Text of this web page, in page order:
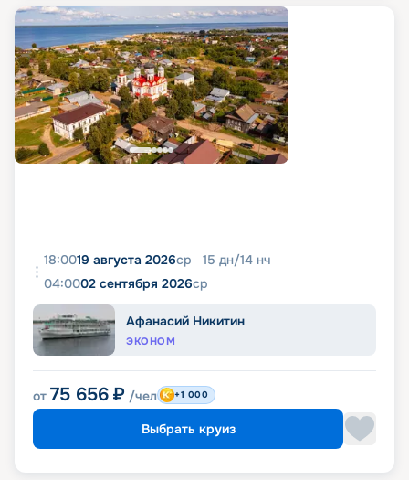
18:0019 августа 2026ср 15 дн/14 нч
04:0002 сентября 2026ср
Афанасий Никитин
ЭКОНОМ
от 75 656 ₽ /чел +1 000
Выбрать круиз